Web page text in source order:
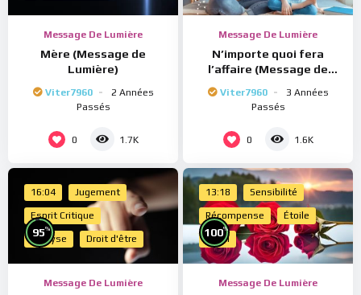
Message De Lumière
Mère (Message de
Lumière)
Viter7960
2 Années
Passés
0 1.7K
Message De Lumière
N’importe quoi fera
l’affaire (Message de
Viter7960
3 Années
Passés
0 1.6K
16:04 Jugement
Esprit Critique
Analyse Droit d'être
95%
Message De Lumière
13:18 Sensibilité
Récompense Étoile
Merci
100%
Message De Lumière